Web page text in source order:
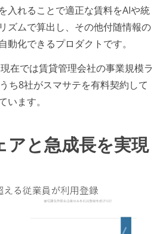
入れることで適正な賃料をAIや統
ズムで算出し、その他付随情報の
動化できるプロダクトです。
在では賃貸管理会社の事業規模ラ
ち8社がスマサテを有料契約して
います。
アと急成長を実現